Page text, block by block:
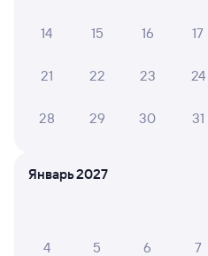
Арго Отель и Спа
Отзывы
по этому
14 15 16 17
21 22 23 24
28 29 30 31
Январь 2027
4 5 6 7